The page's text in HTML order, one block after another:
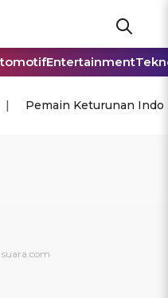
Entertainment
Pemain Keturunan